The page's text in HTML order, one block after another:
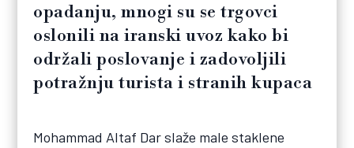
opadanju, mnogi su se trgovci
oslonili na iranski uvoz kako bi
održali poslovanje i zadovoljili
potražnju turista i stranih kupaca
Mohammad Altaf Dar slaže male staklene